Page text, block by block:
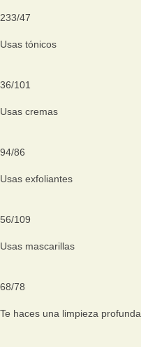
233/47
Usas tónicos
36/101
Usas cremas
94/86
Usas exfoliantes
56/109
Usas mascarillas
68/78
Te haces una limpieza profunda